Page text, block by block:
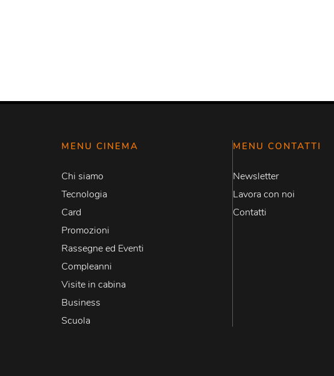
MENU CINEMA
Chi siamo
Tecnologia
Card
Promozioni
Rassegne ed Eventi
Compleanni
Visite in cabina
Business
Scuola
MENU CONTATTI
Newsletter
Lavora con noi
Contatti